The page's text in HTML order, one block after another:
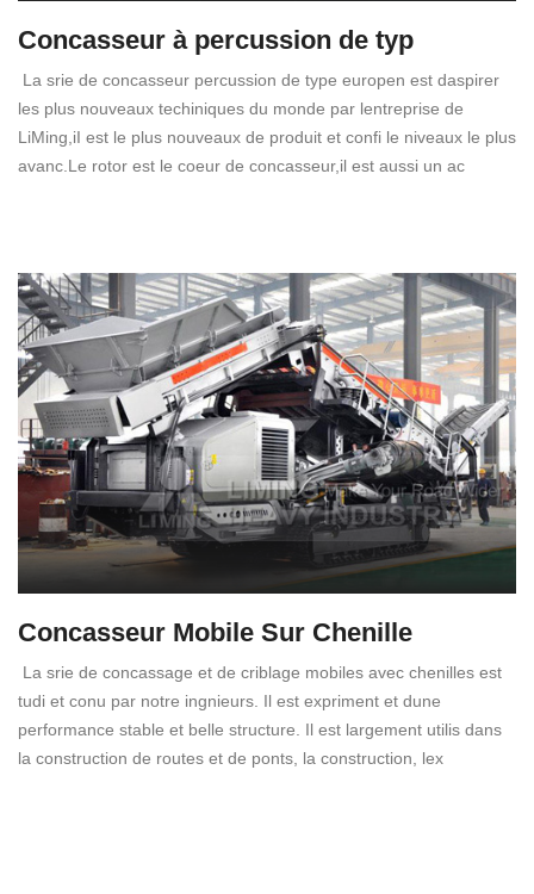
Concasseur à percussion de typ
La srie de concasseur percussion de type europen est daspirer
les plus nouveaux techiniques du monde par lentreprise de
LiMing,iI est le plus nouveaux de produit et confi le niveaux le plus
avanc.Le rotor est le coeur de concasseur,il est aussi un ac
Concasseur Mobile Sur Chenille
La srie de concassage et de criblage mobiles avec chenilles est
tudi et conu par notre ingnieurs. Il est expriment et dune
performance stable et belle structure. Il est largement utilis dans
la construction de routes et de ponts, la construction, lex